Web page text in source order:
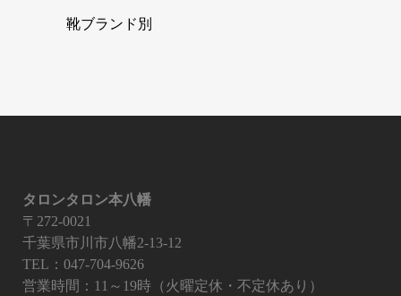
靴ブランド別
タロンタロン本八幡
〒272-0021
千葉県市川市八幡2-13-12
TEL：047-704-9626
営業時間：11～19時（火曜定休・不定休あり）